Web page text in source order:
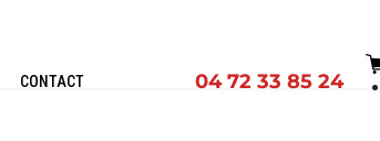
CONTACT 04 72 33 85 24